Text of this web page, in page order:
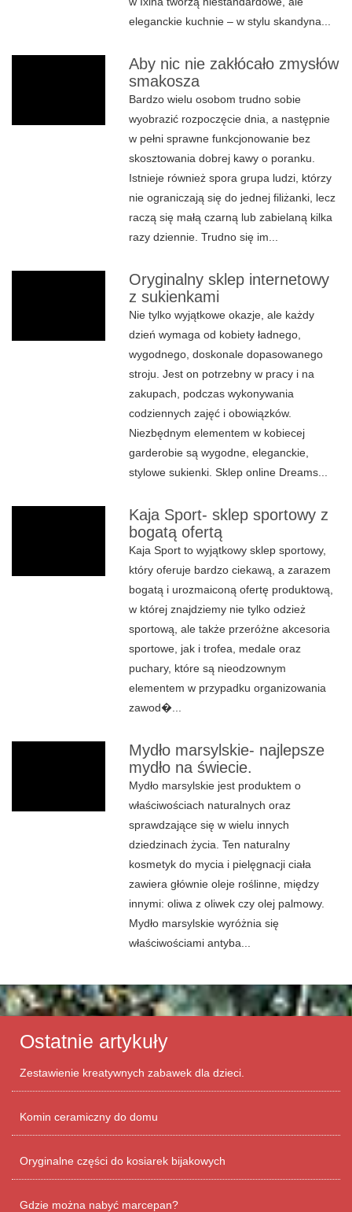
eleganckie kuchnie – w stylu skandyna...
Aby nic nie zakłócało zmysłów
smakosza
Bardzo wielu osobom trudno sobie
wyobrazić rozpoczęcie dnia, a następnie
w pełni sprawne funkcjonowanie bez
skosztowania dobrej kawy o poranku.
Istnieje również spora grupa ludzi, którzy
nie ograniczają się do jednej filiżanki, lecz
raczą się małą czarną lub zabielaną kilka
razy dziennie. Trudno się im...
Oryginalny sklep internetowy
z sukienkami
Nie tylko wyjątkowe okazje, ale każdy
dzień wymaga od kobiety ładnego,
wygodnego, doskonale dopasowanego
stroju. Jest on potrzebny w pracy i na
zakupach, podczas wykonywania
codziennych zajęć i obowiązków.
Niezbędnym elementem w kobiecej
garderobie są wygodne, eleganckie,
stylowe sukienki. Sklep online Dreams...
Kaja Sport- sklep sportowy z
bogatą ofertą
Kaja Sport to wyjątkowy sklep sportowy,
który oferuje bardzo ciekawą, a zarazem
bogatą i urozmaiconą ofertę produktową,
w której znajdziemy nie tylko odzież
sportową, ale także przeróżne akcesoria
sportowe, jak i trofea, medale oraz
puchary, które są nieodzownym
elementem w przypadku organizowania
zawod�...
Mydło marsylskie- najlepsze
mydło na świecie.
Mydło marsylskie jest produktem o
właściwościach naturalnych oraz
sprawdzające się w wielu innych
dziedzinach życia. Ten naturalny
kosmetyk do mycia i pielęgnacji ciała
zawiera głównie oleje roślinne, między
innymi: oliwa z oliwek czy olej palmowy.
Mydło marsylskie wyróżnia się
właściwościami antyba...
Ostatnie artykuły
Zestawienie kreatywnych zabawek dla dzieci.
Komin ceramiczny do domu
Oryginalne części do kosiarek bijakowych
Gdzie można nabyć marcepan?